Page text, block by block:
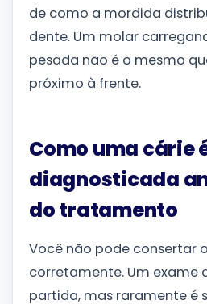
de como a mordida
dente. Um molar
pesada não é o mesmo
próximo à frente.
Como uma cárie
diagnosticada
do tratamento
Você não pode consertar
corretamente. Um exame
partida, mas raramente é